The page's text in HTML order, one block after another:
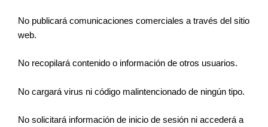
No publicará comunicaciones comerciales a través del sitio
web.
No recopilará contenido o información de otros usuarios.
No cargará virus ni código malintencionado de ningún tipo.
No solicitará información de inicio de sesión ni accederá a